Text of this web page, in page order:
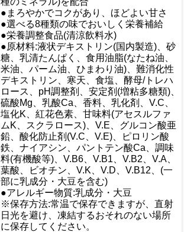
●まろやかでコクがあり、ほどよい甘さ
●選べる8種類の味でおいしく栄養補給
●栄養調整食品(清涼飲料水)
●原材料:液状デキストリン(国内製造)、砂
糖、乳清たんぱく、食用油脂(なたね油、
米油、パーム油、ひまわり油)、難消化性
デキストリン、寒天、食塩、酵母/トレハ
ロース、pH調整剤、安定剤(増粘多糖類)、
硫酸Mg、乳酸Ca、香料、乳化剤、V.C、
塩化K、紅花色素、甘味料(アセスルファ
ムK、スクラロース)、V.E、グルコン酸亜
鉛、酸化防止剤(V.C、V.E)、ピロリン酸
鉄、ナイアシン、パントテン酸Ca、調味
料(有機酸等)、V.B6、V.B1、V.B2、V.A、
葉酸、ビオチン、V.K、V.D、V.B12、(一
部に乳成分・大豆を含む)
●アレルギー物質:乳成分・大豆
※保存方法:常温で保存できますが、直射
日光を避け、凍結するおそれのない場所
に保存してください。